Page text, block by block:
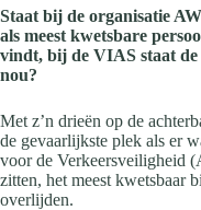
Staat bij de organisatie
als meest kwetsbare
vindt, bij de VIAS staat
nou?
Met z’n drieën op de
de gevaarlijkste plek als er
voor de Verkeersveiligheid
zitten, het meest kwetsbaar
overlijden.